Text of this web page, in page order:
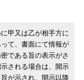
甲又は乙が相手方に
て、書面にて情報が
である旨の表示がさ
される場合は、開示
が示され、開示以降